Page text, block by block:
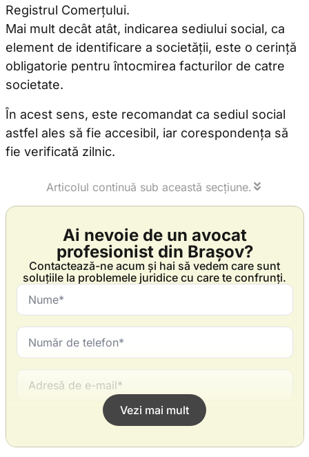
Registrul Comerțului.
Mai mult decât atât, indicarea sediului social, ca
element de identificare a societății, este o cerință
obligatorie pentru întocmirea facturilor de catre
societate.
În acest sens, este recomandat ca sediul social
astfel ales să fie accesibil, iar corespondența să
fie verificată zilnic.
Articolul continuă sub această secțiune.
Ai nevoie de un avocat
profesionist din Brașov?
Contactează-ne acum și hai să vedem care sunt
soluțiile la problemele juridice cu care te confrunți.
Vezi mai mult